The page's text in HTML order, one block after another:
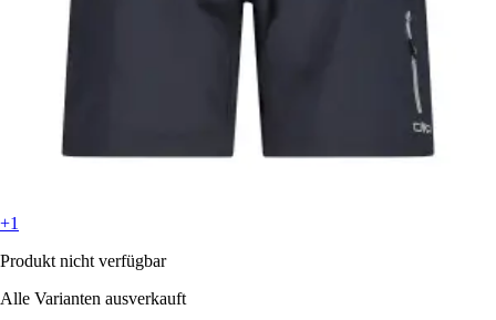
+1
Produkt nicht verfügbar
Alle Varianten ausverkauft